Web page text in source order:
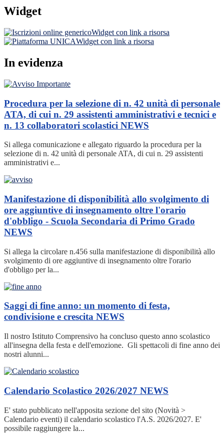
Widget
Widget con link a risorsa
Widget con link a risorsa
In evidenza
Procedura per la selezione di n. 42 unità di personale
ATA, di cui n. 29 assistenti amministrativi e tecnici e
n. 13 collaboratori scolastici NEWS
Si allega comunicazione e allegato riguardo la procedura per la
selezione di n. 42 unità di personale ATA, di cui n. 29 assistenti
amministrativi e...
Manifestazione di disponibilità allo svolgimento di
ore aggiuntive di insegnamento oltre l'orario
d'obbligo - Scuola Secondaria di Primo Grado
NEWS
Si allega la circolare n.456 sulla manifestazione di disponibilità allo
svolgimento di ore aggiuntive di insegnamento oltre l'orario
d'obbligo per la...
Saggi di fine anno: un momento di festa,
condivisione e crescita NEWS
Il nostro Istituto Comprensivo ha concluso questo anno scolastico
all'insegna della festa e dell'emozione. Gli spettacoli di fine anno dei
nostri alunni...
Calendario Scolastico 2026/2027 NEWS
E' stato pubblicato nell'apposita sezione del sito (Novità >
Calendario eventi) il calendario scolastico l'A.S. 2026/2027. E'
possibile raggiungere la...